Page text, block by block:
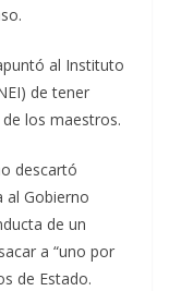
al Instituto
de tener
los maestros.
descartó
al Gobierno
de un
a “uno por
de Estado.